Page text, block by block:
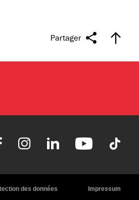
Partager
des données Impressum